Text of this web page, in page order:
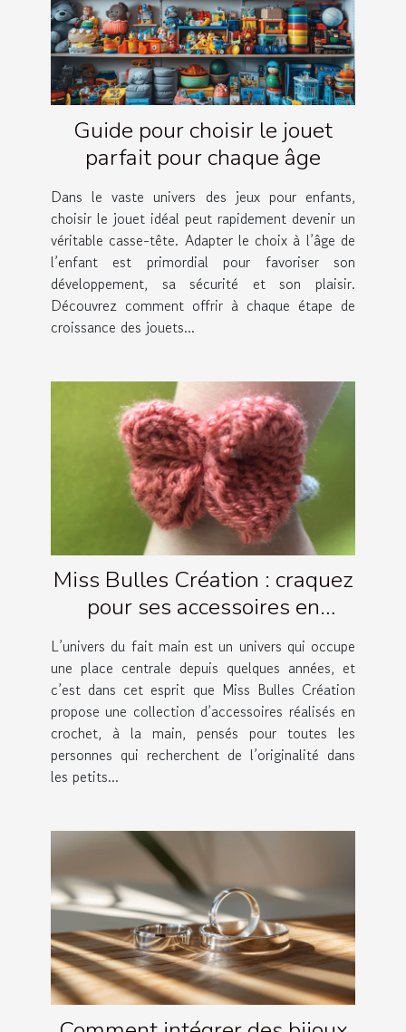
Guide pour choisir le jouet
parfait pour chaque âge
Dans le vaste univers des jeux pour enfants,
choisir le jouet idéal peut rapidement devenir un
véritable casse-tête. Adapter le choix à l’âge de
l’enfant est primordial pour favoriser son
développement, sa sécurité et son plaisir.
Découvrez comment offrir à chaque étape de
croissance des jouets...
Miss Bulles Création : craquez
pour ses accessoires en
crochet artisanaux !
L’univers du fait main est un univers qui occupe
une place centrale depuis quelques années, et
c’est dans cet esprit que Miss Bulles Création
propose une collection d’accessoires réalisés en
crochet, à la main, pensés pour toutes les
personnes qui recherchent de l’originalité dans
les petits...